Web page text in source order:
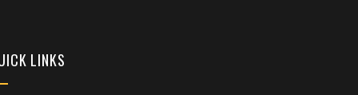
LINKS